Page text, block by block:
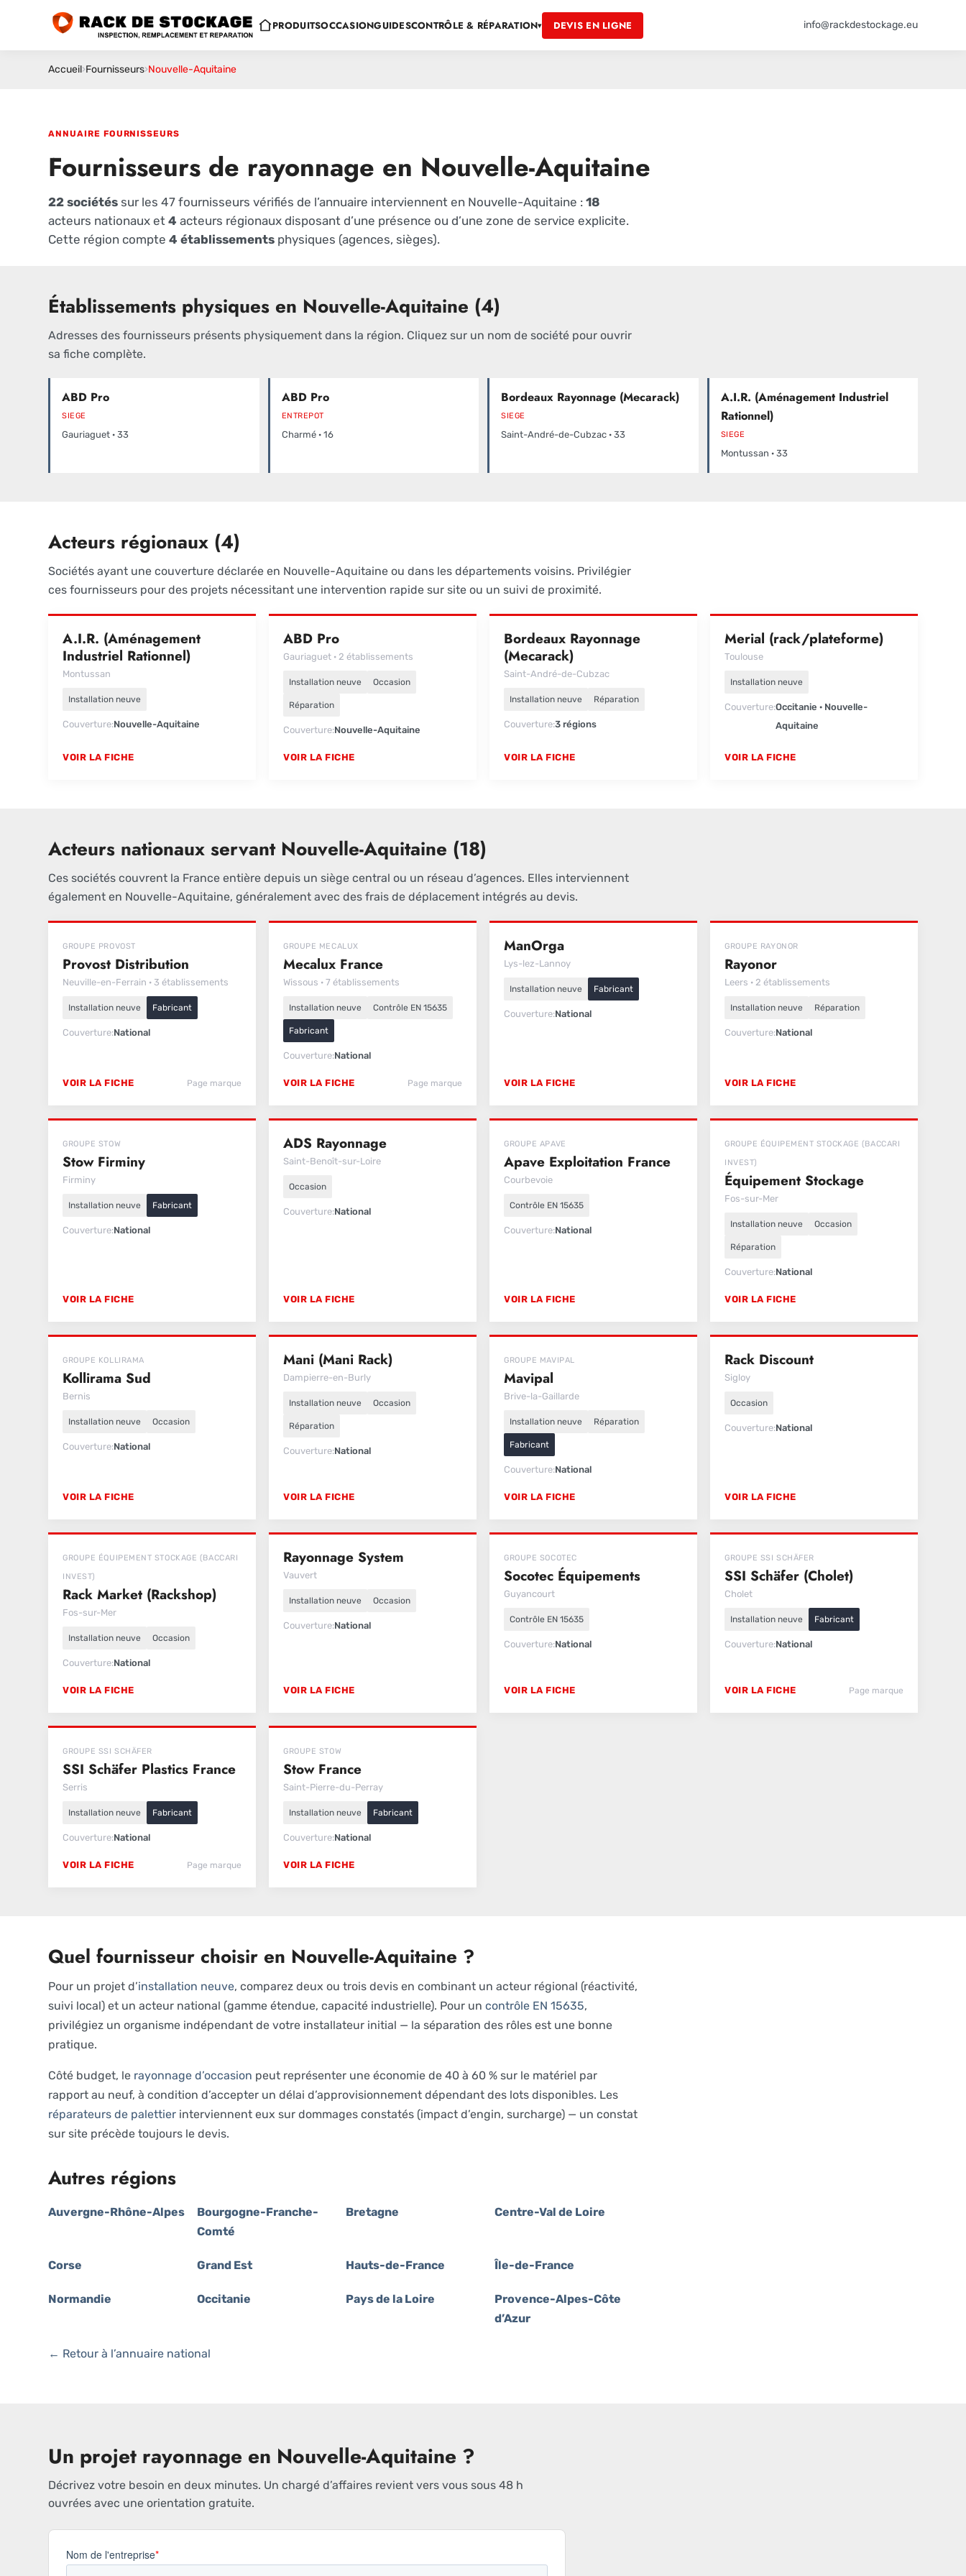
PRODUITSOCCASIONGUIDESCONTRÔLE & RÉPARATION▾ DEVIS EN LIGNE info@rackdestockage.eu
Accueil›Fournisseurs›Nouvelle-Aquitaine
ANNUAIRE FOURNISSEURS
Fournisseurs de rayonnage en Nouvelle-Aquitaine
22 sociétés sur les 47 fournisseurs vérifiés de l’annuaire interviennent en Nouvelle-Aquitaine : 18
acteurs nationaux et 4 acteurs régionaux disposant d’une présence ou d’une zone de service explicite.
Cette région compte 4 établissements physiques (agences, sièges).
Établissements physiques en Nouvelle-Aquitaine (4)
Adresses des fournisseurs présents physiquement dans la région. Cliquez sur un nom de société pour ouvrir
sa fiche complète.
ABD Pro
SIEGE
Gauriaguet · 33
ABD Pro
ENTREPOT
Charmé · 16
Bordeaux Rayonnage (Mecarack)
SIEGE
Saint-André-de-Cubzac · 33
A.I.R. (Aménagement Industriel
Rationnel)
SIEGE
Montussan · 33
Acteurs régionaux (4)
Sociétés ayant une couverture déclarée en Nouvelle-Aquitaine ou dans les départements voisins. Privilégier
ces fournisseurs pour des projets nécessitant une intervention rapide sur site ou un suivi de proximité.
A.I.R. (Aménagement
Industriel Rationnel)
Montussan
Installation neuve
Couverture Nouvelle-Aquitaine
VOIR LA FICHE
ABD Pro
Gauriaguet · 2 établissements
Installation neuve Occasion
Réparation
Couverture Nouvelle-Aquitaine
VOIR LA FICHE
Bordeaux Rayonnage
(Mecarack)
Saint-André-de-Cubzac
Installation neuve Réparation
Couverture 3 régions
VOIR LA FICHE
Merial (rack/plateforme)
Toulouse
Installation neuve
Couverture Occitanie · Nouvelle-
Aquitaine
VOIR LA FICHE
Acteurs nationaux servant Nouvelle-Aquitaine (18)
Ces sociétés couvrent la France entière depuis un siège central ou un réseau d’agences. Elles interviennent
également en Nouvelle-Aquitaine, généralement avec des frais de déplacement intégrés au devis.
GROUPE PROVOST
Provost Distribution
Neuville-en-Ferrain · 3 établissements
Installation neuve Fabricant
Couverture National
VOIR LA FICHE Page marque
GROUPE MECALUX
Mecalux France
Wissous · 7 établissements
Installation neuve Contrôle EN 15635
Fabricant
Couverture National
VOIR LA FICHE Page marque
ManOrga
Lys-lez-Lannoy
Installation neuve Fabricant
Couverture National
VOIR LA FICHE
GROUPE RAYONOR
Rayonor
Leers · 2 établissements
Installation neuve Réparation
Couverture National
VOIR LA FICHE
GROUPE STOW
Stow Firminy
Firminy
Installation neuve Fabricant
Couverture National
VOIR LA FICHE
ADS Rayonnage
Saint-Benoît-sur-Loire
Occasion
Couverture National
VOIR LA FICHE
GROUPE APAVE
Apave Exploitation France
Courbevoie
Contrôle EN 15635
Couverture National
VOIR LA FICHE
GROUPE ÉQUIPEMENT STOCKAGE (BACCARI
INVEST)
Équipement Stockage
Fos-sur-Mer
Installation neuve Occasion
Réparation
Couverture National
VOIR LA FICHE
GROUPE KOLLIRAMA
Kollirama Sud
Bernis
Installation neuve Occasion
Couverture National
VOIR LA FICHE
Mani (Mani Rack)
Dampierre-en-Burly
Installation neuve Occasion
Réparation
Couverture National
VOIR LA FICHE
GROUPE MAVIPAL
Mavipal
Brive-la-Gaillarde
Installation neuve Réparation
Fabricant
Couverture National
VOIR LA FICHE
Rack Discount
Sigloy
Occasion
Couverture National
VOIR LA FICHE
GROUPE ÉQUIPEMENT STOCKAGE (BACCARI
INVEST)
Rack Market (Rackshop)
Fos-sur-Mer
Installation neuve Occasion
Couverture National
VOIR LA FICHE
Rayonnage System
Vauvert
Installation neuve Occasion
Couverture National
VOIR LA FICHE
GROUPE SOCOTEC
Socotec Équipements
Guyancourt
Contrôle EN 15635
Couverture National
VOIR LA FICHE
GROUPE SSI SCHÄFER
SSI Schäfer (Cholet)
Cholet
Installation neuve Fabricant
Couverture National
VOIR LA FICHE Page marque
GROUPE SSI SCHÄFER
SSI Schäfer Plastics France
Serris
Installation neuve Fabricant
Couverture National
VOIR LA FICHE Page marque
GROUPE STOW
Stow France
Saint-Pierre-du-Perray
Installation neuve Fabricant
Couverture National
VOIR LA FICHE
Quel fournisseur choisir en Nouvelle-Aquitaine ?
Pour un projet d’installation neuve, comparez deux ou trois devis en combinant un acteur régional (réactivité,
suivi local) et un acteur national (gamme étendue, capacité industrielle). Pour un contrôle EN 15635,
privilégiez un organisme indépendant de votre installateur initial — la séparation des rôles est une bonne
pratique.
Côté budget, le rayonnage d’occasion peut représenter une économie de 40 à 60 % sur le matériel par
rapport au neuf, à condition d’accepter un délai d’approvisionnement dépendant des lots disponibles. Les
réparateurs de palettier interviennent eux sur dommages constatés (impact d’engin, surcharge) — un constat
sur site précède toujours le devis.
Autres régions
Auvergne-Rhône-Alpes
Bourgogne-Franche-
Comté
Bretagne Centre-Val de Loire
Corse Grand Est Hauts-de-France Île-de-France
Normandie Occitanie Pays de la Loire
Provence-Alpes-Côte
d’Azur
← Retour à l’annuaire national
Un projet rayonnage en Nouvelle-Aquitaine ?
Décrivez votre besoin en deux minutes. Un chargé d’affaires revient vers vous sous 48 h
ouvrées avec une orientation gratuite.